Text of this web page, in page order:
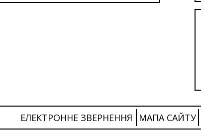
ЕЛЕКТРОННЕ ЗВЕРНЕННЯ МАПА САЙТУ